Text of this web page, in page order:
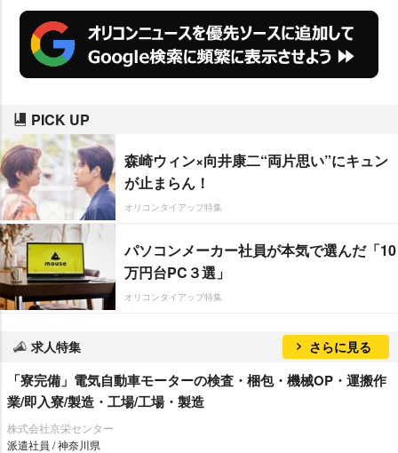
PICK UP
森崎ウィン×向井康二“両片思い”にキュン
が止まらん！
オリコンタイアップ特集
パソコンメーカー社員が本気で選んだ「10
万円台PC３選」
オリコンタイアップ特集
求人特集 さらに見る
「寮完備」電気自動車モーターの検査・梱包・機械OP・運搬作
業/即入寮/製造・工場/工場・製造
株式会社京栄センター
派遣社員 / 神奈川県